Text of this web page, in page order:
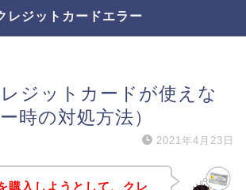
レジットカードエラー
ジットカードが使えな
時の対処方法）
2021年4月23日
購入しようとして、クレ